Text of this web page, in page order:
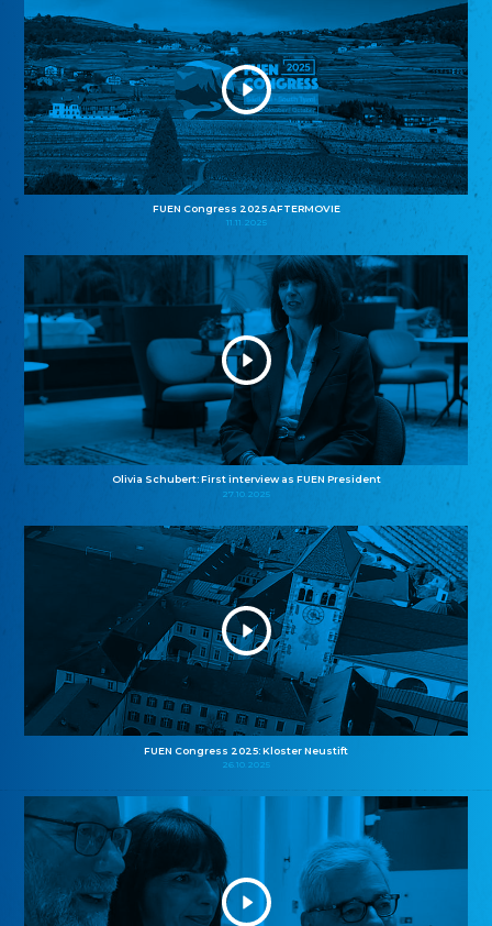
FUEN Congress 2025 AFTERMOVIE
11.11.2025
Olivia Schubert: First interview as FUEN President
27.10.2025
FUEN Congress 2025: Kloster Neustift
26.10.2025